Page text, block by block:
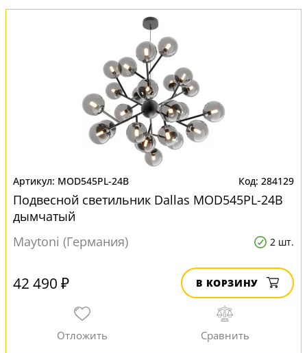
MOD545PL-24B 284129
Подвесной светильник Dallas MOD545PL-24B
дымчатый
Maytoni (Германия)
2 шт.
42 490 ₽ В КОРЗИНУ